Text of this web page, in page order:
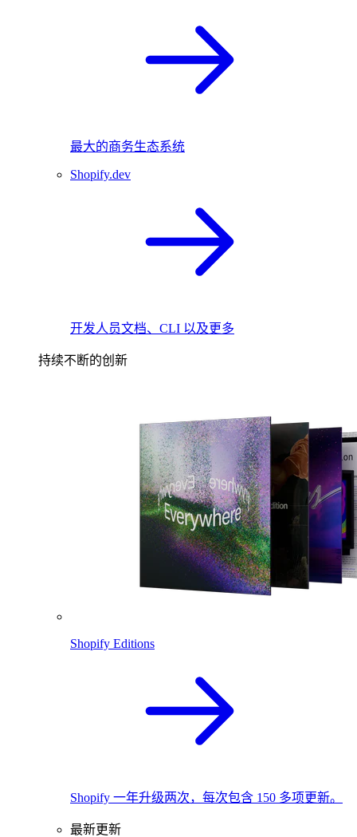
最大的商务生态系统
Shopify.dev
开发人员文档、CLI 以及更多
持续不断的创新
Shopify Editions
Shopify 一年升级两次，每次包含 150 多项更新。
最新更新